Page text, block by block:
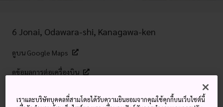
6 Jonai, Odawara-shi, Kanagawa-ken
ดูบน Google Maps
ดูข้อมูลการต่อเครื่องบิน
เราและบริษัทบุคคลที่สามโดยได้รับความยินยอมจากคุณใช้คุกกี้บนเว็บไซต์นี้